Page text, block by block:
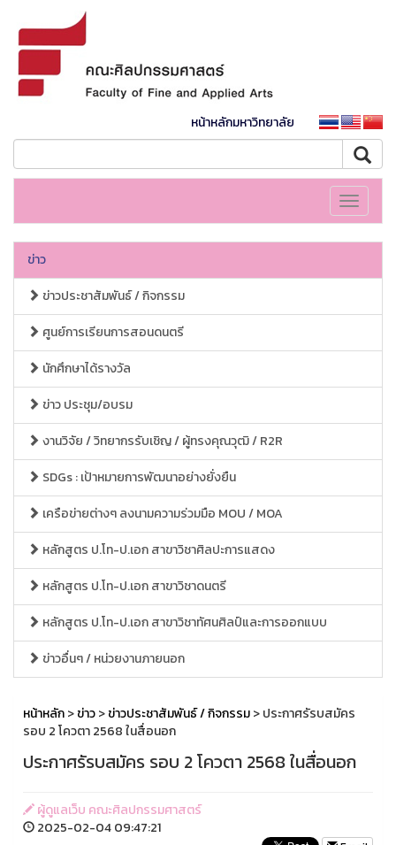
หน้าหลักมหาวิทยาลัย
Toggle
ข่าว
ข่าวประชาสัมพันธ์ / กิจกรรม
ศูนย์การเรียนการสอนดนตรี
นักศึกษาได้รางวัล
ข่าว ประชุม/อบรม
งานวิจัย / วิทยากรรับเชิญ / ผู้ทรงคุณวุฒิ / R2R
SDGs : เป้าหมายการพัฒนาอย่างยั่งยืน
เครือข่ายต่างๆ ลงนามความร่วมมือ MOU / MOA
หลักสูตร ป.โท-ป.เอก สาขาวิชาศิลปะการแสดง
หลักสูตร ป.โท-ป.เอก สาขาวิชาดนตรี
หลักสูตร ป.โท-ป.เอก สาขาวิชาทัศนศิลป์และการออกแบบ
ข่าวอื่นๆ / หน่วยงานภายนอก
หน้าหลัก>ข่าว>ข่าวประชาสัมพันธ์ / กิจกรรม> ประกาศรัรบสมัคร
รอบ 2 โควตา 2568 ในสื่อนอก
ประกาศรัรบสมัคร รอบ 2 โควตา 2568 ในสื่อนอก
ผู้ดูแลเว็บ คณะศิลปกรรมศาสตร์
2025-02-04 09:47:21